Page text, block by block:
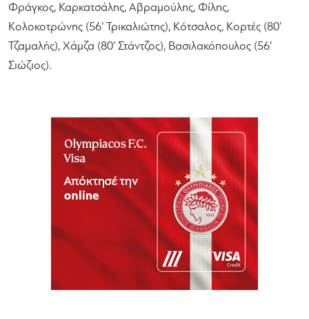
Φράγκος, Καρκατσάλης, Αβραμούλης, Φίλης,
Κολοκοτρώνης (56’ Τρικαλιώτης), Κότσαλος, Κορτές (80’
Τζαμαλής), Χάμζα (80’ Στάντζος), Βασιλακόπουλος (56’
Σιώζιος).